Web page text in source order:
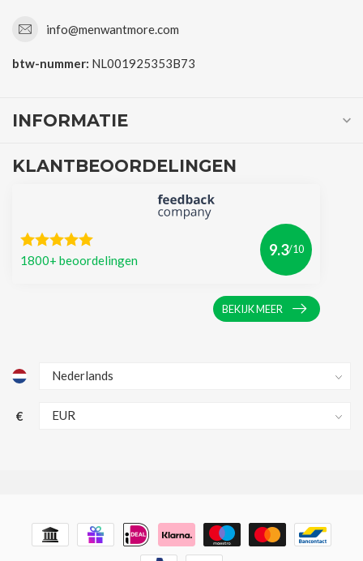
info@menwantmore.com
btw-nummer: NL001925353B73
INFORMATIE
KLANTBEOORDELINGEN
1800+ beoordelingen
9.3/10
BEKIJK MEER
€